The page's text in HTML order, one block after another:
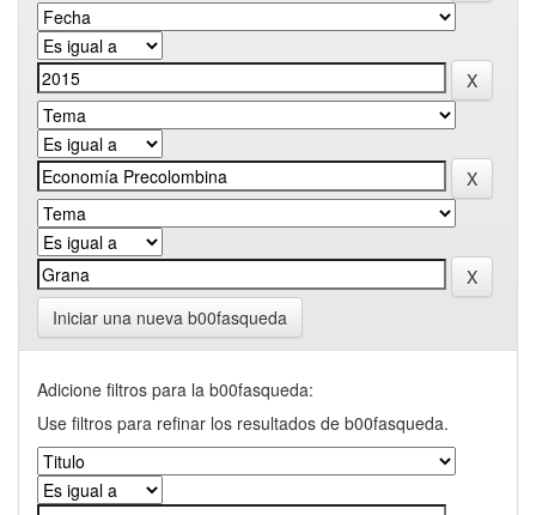
Iniciar una nueva b00fasqueda
Adicione filtros para la b00fasqueda:
Use filtros para refinar los resultados de b00fasqueda.